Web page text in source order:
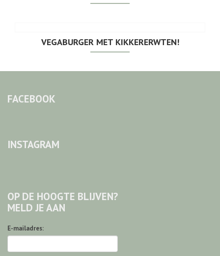
VEGABURGER MET KIKKERERWTEN!
FACEBOOK
INSTAGRAM
OP DE HOOGTE BLIJVEN?
MELD JE AAN
E-mailadres: